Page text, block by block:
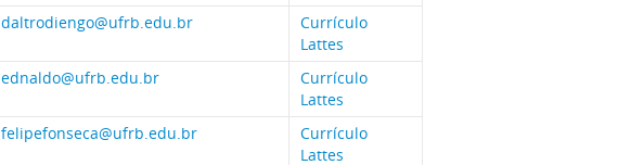
daltrodiengo@ufrb.edu.br
Currículo
Lattes
ednaldo@ufrb.edu.br
Currículo
Lattes
felipefonseca@ufrb.edu.br
Currículo
Lattes